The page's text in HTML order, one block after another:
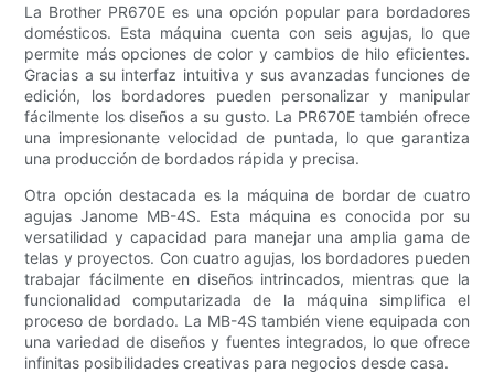
La Brother PR670E es una opción popular para bordadores
domésticos. Esta máquina cuenta con seis agujas, lo que
permite más opciones de color y cambios de hilo eficientes.
Gracias a su interfaz intuitiva y sus avanzadas funciones de
edición, los bordadores pueden personalizar y manipular
fácilmente los diseños a su gusto. La PR670E también ofrece
una impresionante velocidad de puntada, lo que garantiza
una producción de bordados rápida y precisa.
Otra opción destacada es la máquina de bordar de cuatro
agujas Janome MB-4S. Esta máquina es conocida por su
versatilidad y capacidad para manejar una amplia gama de
telas y proyectos. Con cuatro agujas, los bordadores pueden
trabajar fácilmente en diseños intrincados, mientras que la
funcionalidad computarizada de la máquina simplifica el
proceso de bordado. La MB-4S también viene equipada con
una variedad de diseños y fuentes integrados, lo que ofrece
infinitas posibilidades creativas para negocios desde casa.